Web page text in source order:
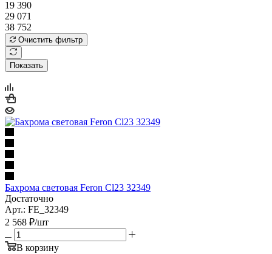
19 390
29 071
38 752
Очистить фильтр
Показать
Бахрома световая Feron Cl23 32349
Достаточно
Арт.: FE_32349
2 568 ₽/шт
В корзину